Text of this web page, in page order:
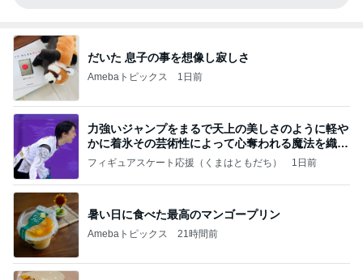
だいた 息子の事を想像し寂しさ
Amebaトピックス 1日前
力強いジャンプをまるで天上の美しさのように軽や
かに着氷その芸術性によって心奪われる魔法を織り
なす
フィギュアスケート応援（くまはともだち） 1日前
暑い日に食べた最高のマンゴープリン
Amebaトピックス 21時間前